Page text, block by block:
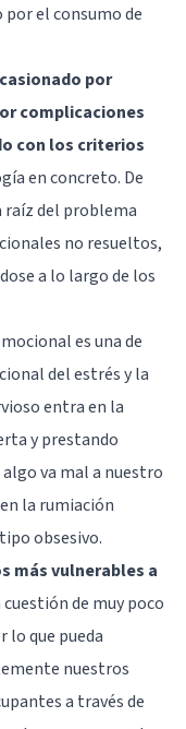
por el consumo de
por
complicaciones
con los criterios
en concreto. De
raíz del problema
no resueltos,
a lo largo de los
es una de
del estrés y la
entra en la
y prestando
va mal a nuestro
la rumiación
obsesivo.
más vulnerables a
cuestión de muy poco
lo que pueda
nuestros
a través de